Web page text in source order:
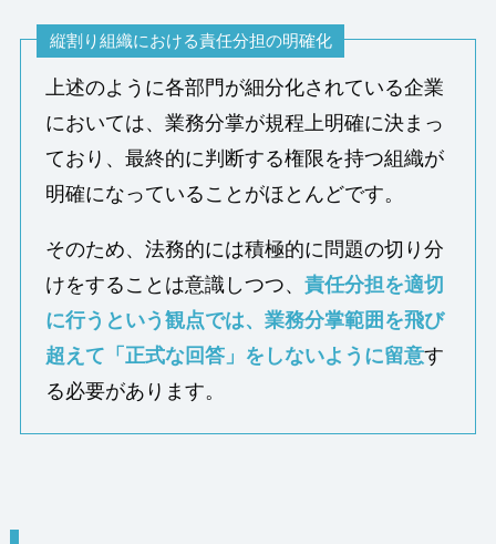
縦割り組織における責任分担の明確化
上述のように各部門が細分化されている企業
においては、業務分掌が規程上明確に決まっ
ており、最終的に判断する権限を持つ組織が
明確になっていることがほとんどです。
そのため、法務的には積極的に問題の切り分
けをすることは意識しつつ、責任分担を適切
に行うという観点では、業務分掌範囲を飛び
超えて「正式な回答」をしないように留意す
る必要があります。